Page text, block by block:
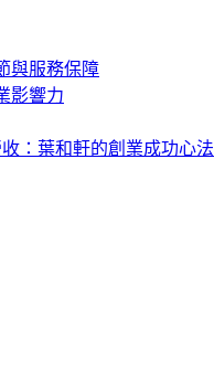
與服務保障
影響力
：葉和軒的創業成功心法